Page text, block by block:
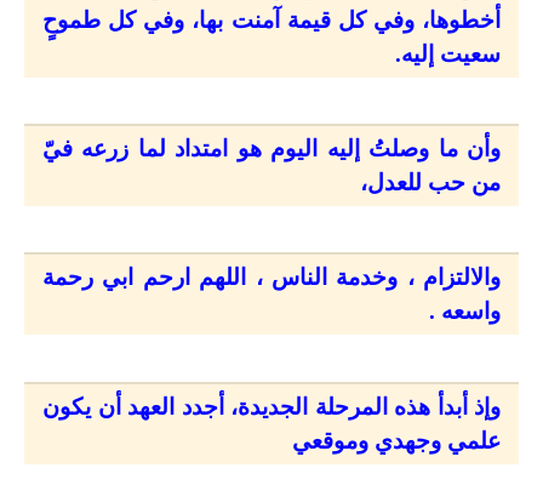
أخطوها، وفي كل قيمة آمنت بها، وفي كل طموحٍ
سعيت إليه.
وأن ما وصلتُ إليه اليوم هو امتداد لما زرعه فيّ
من حب للعدل،
والالتزام ، وخدمة الناس ، اللهم ارحم ابي رحمة
واسعه .
وإذ أبدأ هذه المرحلة الجديدة، أجدد العهد أن يكون
علمي وجهدي وموقعي